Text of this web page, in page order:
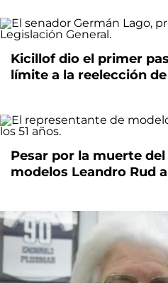
Kicillof dio el primer
límite a la reelección
Pesar por la muerte
modelos Leandro Rud